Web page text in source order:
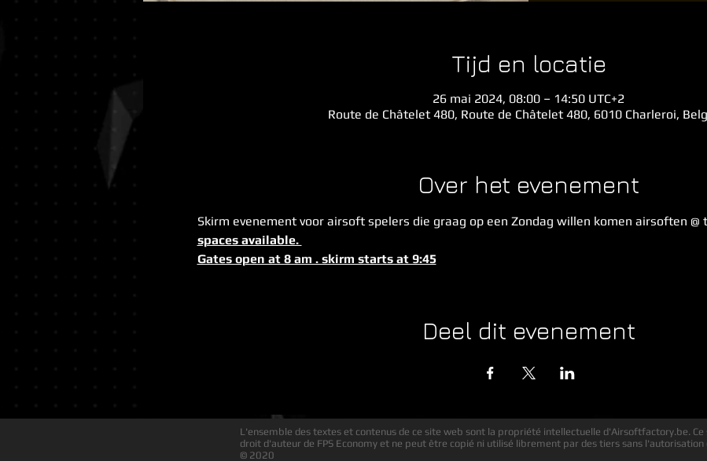
Tijd en locatie
26 mai 2024, 08:00 – 14:50 UTC+2
Route de Châtelet 480, Route de Châtelet 480, 6010 Charleroi,
Over het evenement
Skirm evenement voor airsoft spelers die graag op een Zondag willen komen airsoften @
spaces available.
Gates open at 8 am . skirm starts at 9:45
Deel dit evenement
L'ensemble des textes et contenus de ce site web sont la propriété intellectuelle d'Airsoftfactory.be.
droit d'auteur de FPS Economy et ne peut être copié ni utilisé librement par des tiers sans l'autorisation
© 2020